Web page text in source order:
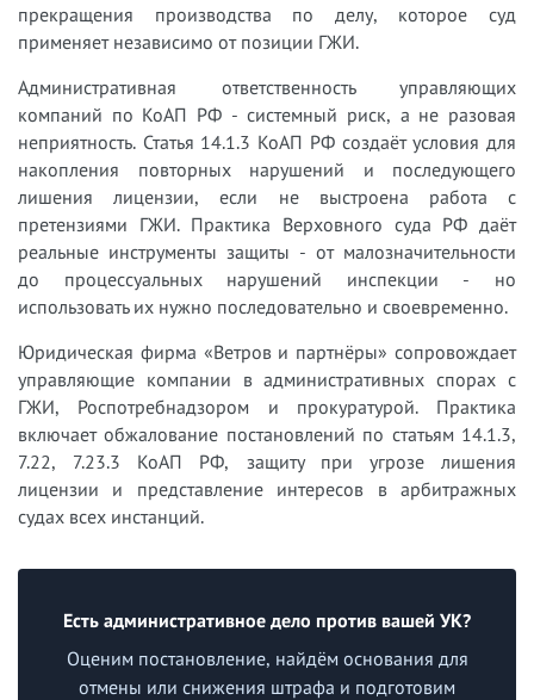
прекращения производства по делу, которое суд
применяет независимо от позиции ГЖИ.
Административная ответственность управляющих
компаний по КоАП РФ - системный риск, а не разовая
неприятность. Статья 14.1.3 КоАП РФ создаёт условия для
накопления повторных нарушений и последующего
лишения лицензии, если не выстроена работа с
претензиями ГЖИ. Практика Верховного суда РФ даёт
реальные инструменты защиты - от малозначительности
до процессуальных нарушений инспекции - но
использовать их нужно последовательно и своевременно.
Юридическая фирма «Ветров и партнёры» сопровождает
управляющие компании в административных спорах с
ГЖИ, Роспотребнадзором и прокуратурой. Практика
включает обжалование постановлений по статьям 14.1.3,
7.22, 7.23.3 КоАП РФ, защиту при угрозе лишения
лицензии и представление интересов в арбитражных
судах всех инстанций.
Есть административное дело против вашей УК?
Оценим постановление, найдём основания для
отмены или снижения штрафа и подготовим